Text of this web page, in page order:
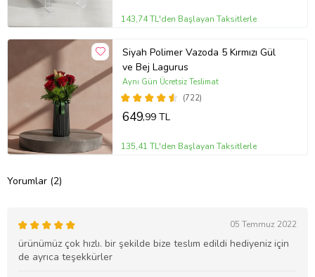
143,74 TL'den Başlayan Taksitlerle
Siyah Polimer Vazoda 5 Kırmızı Gül
ve Bej Lagurus
(722)
Aynı Gün Ücretsiz Teslimat
649,99 TL
135,41 TL'den Başlayan Taksitlerle
Yorumlar (2)
05 Temmuz 2022
ürünümüz çok hızlı. bir şekilde bize teslım edildi hediyeniz için
de ayrıca teşekkürler